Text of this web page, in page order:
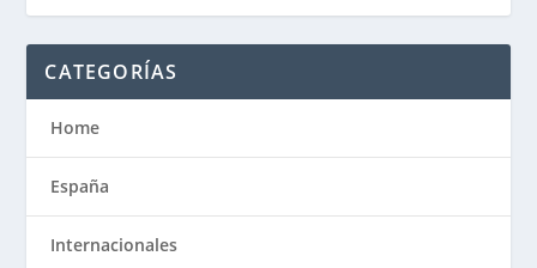
CATEGORÍAS
Home
España
Internacionales